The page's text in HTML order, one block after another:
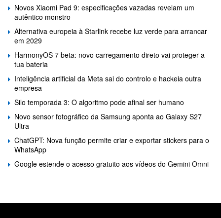
Novos Xiaomi Pad 9: especificações vazadas revelam um
autêntico monstro
Alternativa europeia à Starlink recebe luz verde para arrancar
em 2029
HarmonyOS 7 beta: novo carregamento direto vai proteger a
tua bateria
Inteligência artificial da Meta sai do controlo e hackeia outra
empresa
Silo temporada 3: O algoritmo pode afinal ser humano
Novo sensor fotográfico da Samsung aponta ao Galaxy S27
Ultra
ChatGPT: Nova função permite criar e exportar stickers para o
WhatsApp
Google estende o acesso gratuito aos vídeos do Gemini Omni